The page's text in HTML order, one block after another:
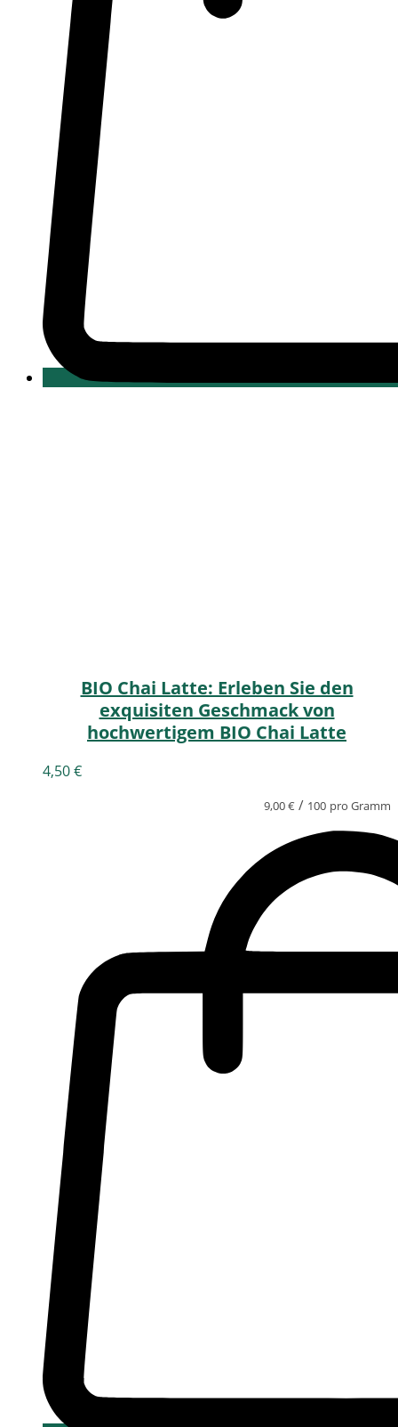
BIO Chai Latte: Erleben Sie den
exquisiten Geschmack von
hochwertigem BIO Chai Latte
4,50€
9,00€ / 100 pro Gramm